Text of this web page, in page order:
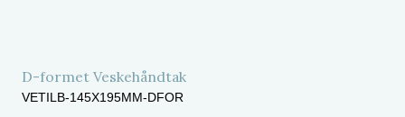
D-formet Veskehåndtak
VETILB-145X195MM-DFOR